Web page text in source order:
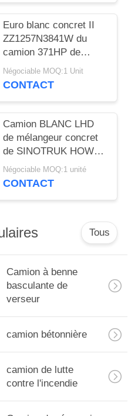
Euro blanc concret II
ZZ1257N3841W du
camion 371HP de
mélangeur de HOWO
SINOTRUK
Négociable MOQ:1 Unit
CONTACT
Camion BLANC LHD
de mélangeur concret
de SINOTRUK HOWO
371HP
Négociable MOQ:1 unité
CONTACT
Tous
Camion à benne
basculante de
verseur
camion bétonnière
camion de lutte
contre l'incendie